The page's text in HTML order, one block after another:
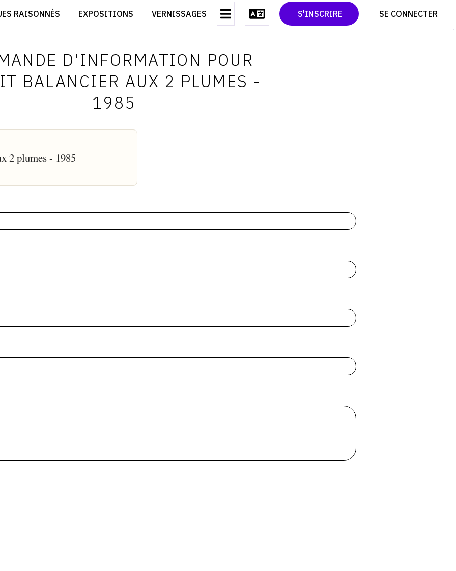
RAISONNÉS EXPOSITIONS VERNISSAGES S'INSCRIRE SE CONNECTER
CRÉER SON CATALOGUE D'EXPO
DEVENIR CONTRIBUTEUR
CONTACT
CGU
TWITTER
PINTEREST
D'INFORMATION POUR
BALANCIER AUX 2 PLUMES -
1985
2 plumes - 1985